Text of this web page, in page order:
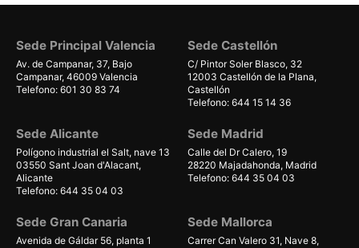
Sede Principal Valencia
Av. de Campanar, 37, Bajo
Campanar, 46009 Valencia
Telefono: 601 30 83 74
Sede Castellón
C/ Pintor Soler Blasco, 32
12003 Castellón de la Plana,
Castellón
Telefono: 644 15 14 36
Sede Alicante
Polígono industrial el Salt, nave 13
03550 Sant Joan d'Alacant,
Alicante
Telefono: 644 35 04 03
Sede Madrid
Calle del Dr Calero, 19
28220 Majadahonda, Madrid
Telefono: 644 35 04 03
Sede Gran Canaria
Avenida de Gáldar 56, planta 1
Sede Mallorca
Carrer Can Valero 31, Nave 8,